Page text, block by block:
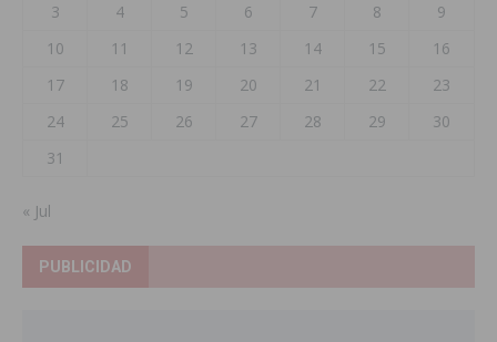
3
4 5 6 7 8
9
10
11 12 13 14 15
16
17
18 19 20 21 22
23
24
25 26 27 28 29
30
31
« Jul
PUBLICIDAD